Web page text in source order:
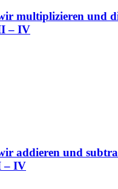
multiplizieren und
– IV
addieren und
– IV